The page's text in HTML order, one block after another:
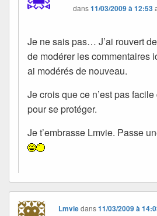
dans11/03/2009 à 12:53
Je ne sais pas… J’ai rouvert
de modérer les commentaires
ai modérés de nouveau.
Je crois que ce n’est pas
pour se protéger.
Je t’embrasse Lmvie. Passe
Lmviedans11/03/2009 à